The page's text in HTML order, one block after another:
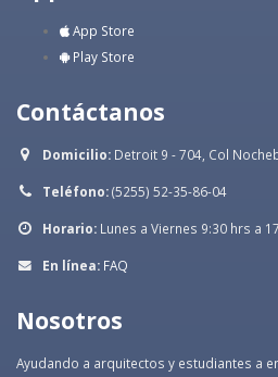
App Store
Play Store
Contáctanos
Domicilio: Detroit 9 - 704, Col
Teléfono:(5255) 52-35-86-04
Horario: Lunes a Viernes 9:30 hrs a
En línea: FAQ
Nosotros
Ayudando a arquitectos y estudiantes a